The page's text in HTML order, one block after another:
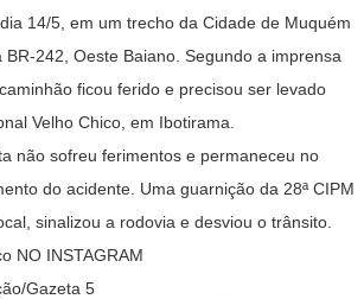
14/5, em um trecho da Cidade de Muquém
242, Oeste Baiano. Segundo a imprensa
ficou ferido e precisou ser levado
Velho Chico, em Ibotirama.
não sofreu ferimentos e permaneceu no
do acidente. Uma guarnição da 28ª CIPM
sinalizou a rodovia e desviou o trânsito.
NO INSTAGRAM
Gazeta 5